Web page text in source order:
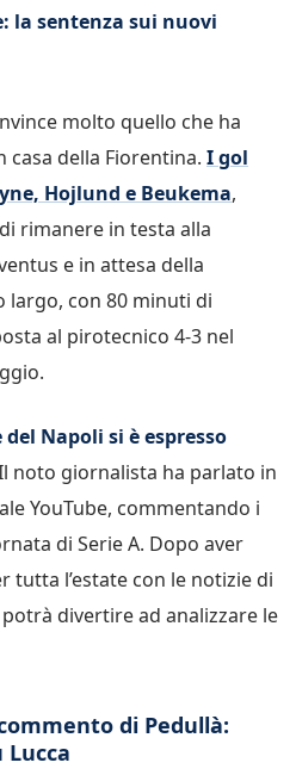
la sentenza sui nuovi
molto quello che ha
della Fiorentina. I gol
Hojlund e Beukema,
rimanere in testa alla
e in attesa della
largo, con 80 minuti di
al pirotecnico 4-3 nel
Napoli si è espresso
noto giornalista ha parlato in
YouTube, commentando i
di Serie A. Dopo aver
tutta l’estate con le notizie di
divertire ad analizzare le
di Pedullà: